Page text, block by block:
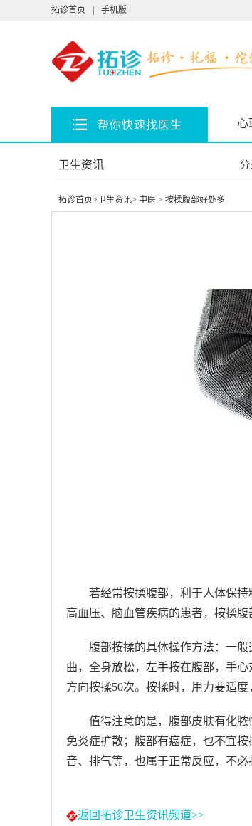
拓诊首页 手机版
帮你快速找医生 心
卫生资讯 分
拓诊首页> 卫生资讯> 中医 > 按揉腹部好处多
若经常按揉腹部，利于人体保
高血压、脑血管疾病的患者，按揉
腹部按揉的具体操作方法：一
曲，全身放松，左手按在腹部，手
方向按揉50次。按揉时，用力要适
值得注意的是，腹部皮肤有化
免炎症扩散；腹部有癌症，也不宜
音、排气等，也属于正常反应，不必
返回拓诊卫生资讯频道>>